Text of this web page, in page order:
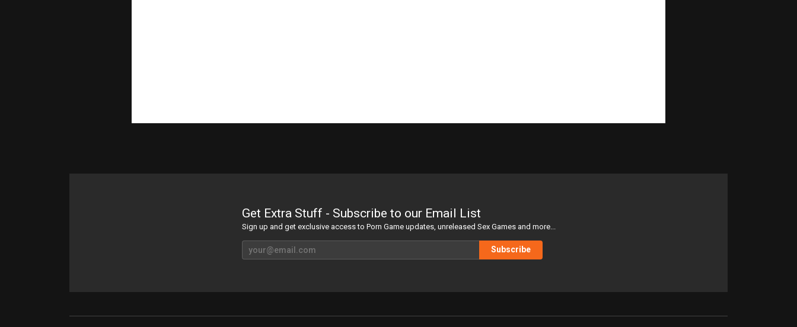
Get Extra Stuff - Subscribe to our Email List
Sign up and get exclusive access to Porn Game updates, unreleased Sex Games and more...
Subscribe